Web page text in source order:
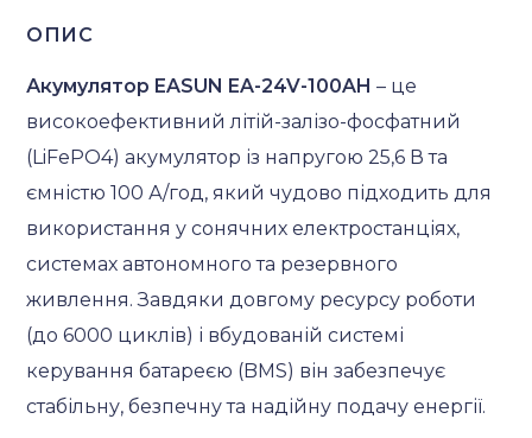
ОПИС
Акумулятор EASUN EA-24V-100AH – це
високоефективний літій-залізо-фосфатний
(LiFePO4) акумулятор із напругою25,6 В та
ємністю 100 А/год, який чудово підходить для
використання у сонячних електростанціях,
системах автономного та резервного
живлення. Завдяки довгому ресурсу роботи
(до 6000 циклів) і вбудованій системі
керування батареєю (BMS) він забезпечує
стабільну, безпечну та надійну подачу енергії.